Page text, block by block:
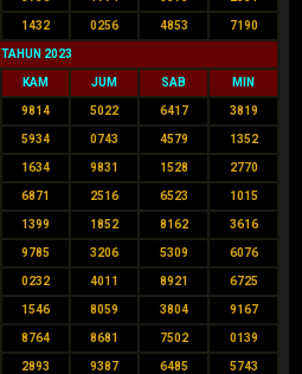
1432 0256 4853 7190
TAHUN 2023
KAM JUM SAB MIN
9814 5022 6417 3819
5934 0743 4579 1352
1634 9831 1528 2770
6871 2516 6523 1015
1399 1852 8162 3616
9785 3206 5309 6076
0232 4011 8921 6725
1546 8059 3804 9167
8764 8681 7502 0139
2893 9387 6485 5743